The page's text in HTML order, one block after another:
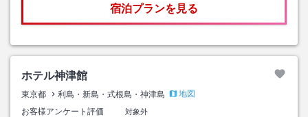
宿泊プランを見る
ホテル神津館
東京都 利島・新島・式根島・神津島
地図
お客様アンケート評価
対象外